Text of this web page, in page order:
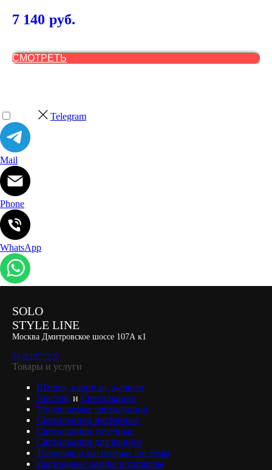
7 140 руб.
СМОТРЕТЬ
Telegram
Mail
Phone
WhatsApp
SOLO
STYLE LINE
Москва Дмитровское шоссе 107А к1
84951977330
Товары и услуги
Шторы, карнизы, жалюзи
Люстры и Светильники
Управляемые светильники
Светильники настенные
Светильники точечные
Светильники для ванной
Трековые и магнитные системы
Настольные лампы и торшеры